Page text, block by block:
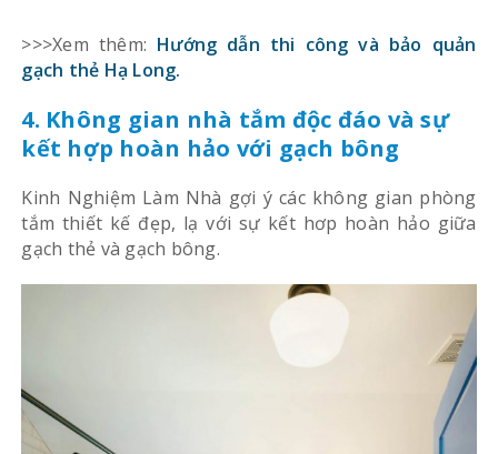
>>>Xem thêm: Hướng dẫn thi công và bảo quản
gạch thẻ Hạ Long.
4. Không gian nhà tắm độc đáo và sự
kết hợp hoàn hảo với gạch bông
Kinh Nghiệm Làm Nhà gợi ý các không gian phòng
tắm thiết kế đẹp, lạ với sự kết hơp hoàn hảo giữa
gạch thẻ và gạch bông.